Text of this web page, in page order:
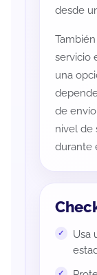
desde
servicio
una
de
nivel de
durante
Usa